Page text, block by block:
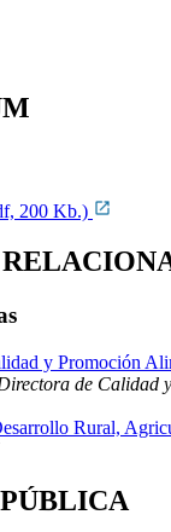
200 Kb.)
y Promoción
de Calidad
Rural,